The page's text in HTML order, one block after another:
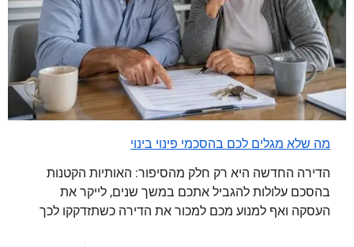
מה שלא מגלים לכם בהסכמי פינוי בינוי
הדירה החדשה היא רק חלק מהסיפור: האותיות הקטנות
בהסכם עלולות להגביל אתכם במשך שנים, לייקר את
העסקה ואף למנוע מכם למכור את הדירה כשתזדקקו לכך